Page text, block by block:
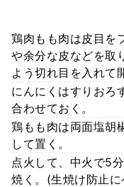
鶏肉もも肉は皮目を
や余分な皮などを取
よう切れ目を入れて
にんにくはすりおろ
合わせておく。
鶏もも肉は両面塩胡
して置く。
点火して、中火で5
焼く。(生焼け防止